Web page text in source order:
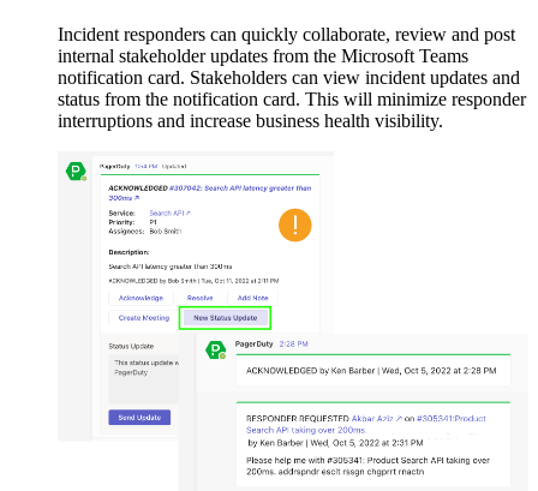
Incident responders can quickly collaborate, review and post
internal stakeholder updates from the Microsoft Teams
notification card. Stakeholders can view incident updates and
status from the notification card. This will minimize responder
interruptions and increase business health visibility.